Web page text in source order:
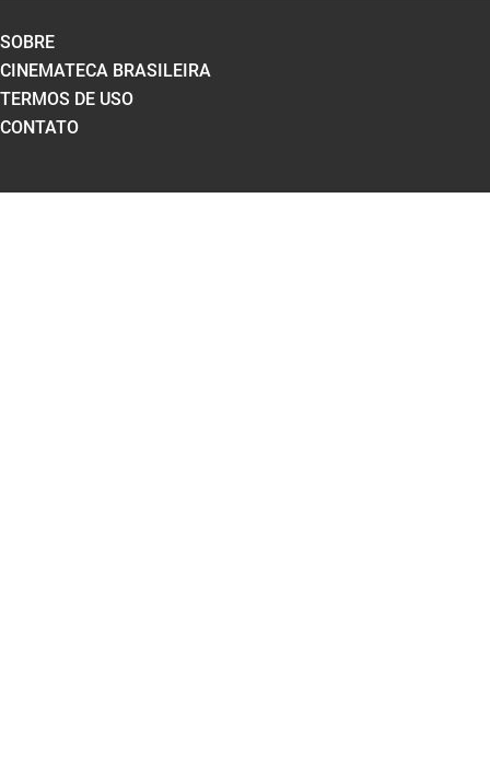
SOBRE
CINEMATECA BRASILEIRA
TERMOS DE USO
CONTATO